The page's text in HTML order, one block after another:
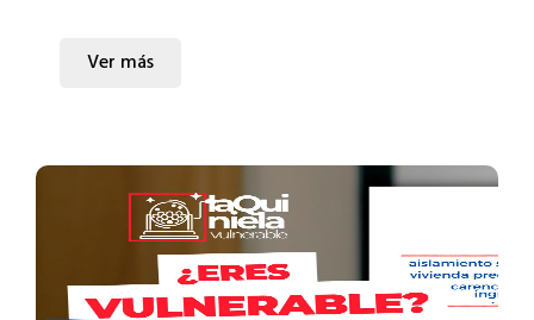
Ver más